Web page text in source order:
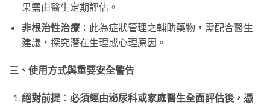
果需由醫生定期評估。
非根治性治療：此為症狀管理之輔助藥物，需配合醫生
建議，探究潛在生理或心理原因。
三、使用方式與重要安全警告
絕對前提： 必須經由泌尿科或家庭醫生全面評估後，憑